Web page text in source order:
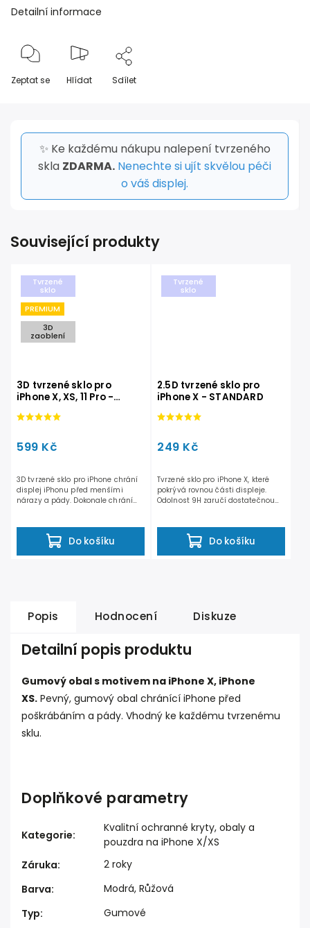
Detailní informace
Zeptat se Hlídat Sdílet
✨ Ke každému nákupu nalepení tvrzeného
skla ZDARMA. Nenechte si ujít skvělou péči
o váš displej.
Související produkty
Tvrzené
sklo
PREMIUM
3D
zaoblení
3D tvrzené sklo pro
iPhone X, XS, 11 Pro -
599 Kč
Do košíku
3D tvrzené sklo pro iPhone chrání
displej iPhonu před menšími
nárazy a pády. Dokonale chrání
Tvrzené
sklo
2.5D tvrzené sklo pro
iPhone X - STANDARD
249 Kč
Do košíku
Tvrzené sklo pro iPhone X, které
pokrývá rovnou části displeje.
Odolnost 9H zaručí dostatečnou
Popis Hodnocení Diskuze
Detailní popis produktu
Gumový obal s motivem na iPhone X, iPhone
XS. Pevný, gumový obal chránící iPhone před
poškrábáním a pády. Vhodný ke každému tvrzenému
sklu.
Doplňkové parametry
Kategorie:
Kvalitní ochranné kryty, obaly a
pouzdra na iPhone X/XS
Záruka:
2 roky
Barva:
Modrá, Růžová
Typ:
Gumové